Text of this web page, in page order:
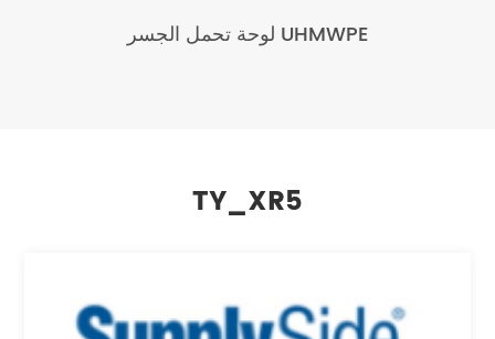
لوحة تحمل الجسر UHMWPE
TY_XR5